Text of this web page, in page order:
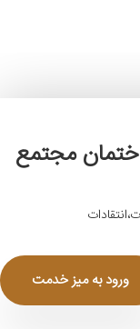
مجتمع
ورود به میز خدمت